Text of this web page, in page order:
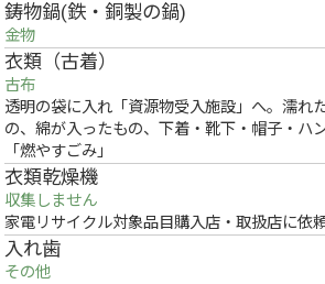
鋳物鍋(鉄・銅製の鍋)
金物
衣類（古着）
古布
透明の袋に入れ「資源物受入施設」へ。濡れ
の、綿が入ったもの、下着・靴下・帽子・ハ
「燃やすごみ」
衣類乾燥機
収集しません
家電リサイクル対象品目購入店・取扱店に依
入れ歯
その他